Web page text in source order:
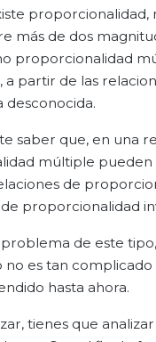
proporcionalidad,
más de dos
proporcionalidad
a partir de las
desconocida.
saber que, en una
múltiple pueden
de
proporcionalidad
de este
no es tan complicado
hasta ahora.
tienes que